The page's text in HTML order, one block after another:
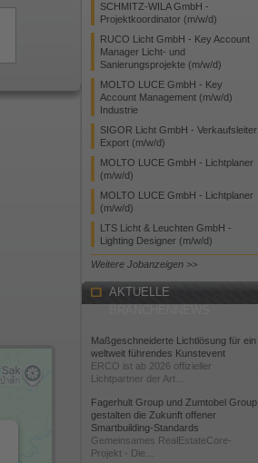
SCHMITZ-WILA GmbH -
Projektkoordinator (m/w/d)
RUCO Licht GmbH - Key Account
Manager Licht- und
Sanierungsprojekte (m/w/d)
MOLTO LUCE GmbH - Key
Account Management (m/w/d)
Industrie
SIGOR Licht GmbH - Verkaufsleiter
Export (m/w/d)
MOLTO LUCE GmbH - Lichtplaner
(m/w/d)
MOLTO LUCE GmbH - Lichtplaner
(m/w/d)
LTS Licht & Leuchten GmbH -
Lighting Designer (m/w/d)
Weitere Jobanzeigen >>
AKTUELLE
Maßgeschneiderte Lichtlösung für ein
weltweit führendes Kunstevent
ERCO ist ab 2026 offizieller
Lichtpartner der Art...
Fagerhult Group und Zumtobel Group
gestalten die Zukunft offener
Smartbuilding-Standards
Gemeinsames RealEstateCore-
Projekt - Die...